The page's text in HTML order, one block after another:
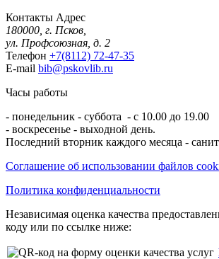
Контакты Адрес
180000, г. Псков,
ул. Профсоюзная, д. 2
Телефон +7(8112) 72-47-35
E-mail bib@pskovlib.ru
Часы работы
- понедельник - суббота - с 10.00 до 19.00
- воскресенье - выходной день.
Последний вторник каждого месяца -
Соглашение об использовании файлов
Политика конфиденциальности
Независимая оценка качества
коду или по ссылке ниже: